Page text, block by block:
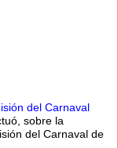
del Carnaval
sobre la
del Carnaval de